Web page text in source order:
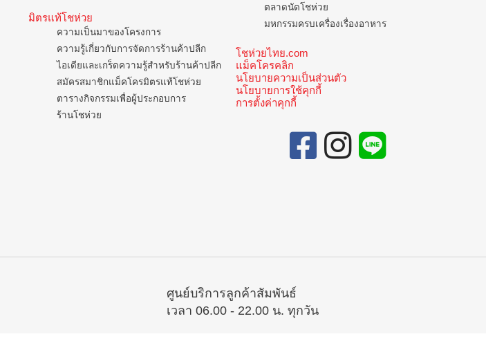
มิตรแท้โชห่วย
ความเป็นมาของโครงการ
ความรู้เกี่ยวกับการจัดการร้านค้าปลีก
ไอเดียและเกร็ดความรู้สำหรับร้านค้าปลีก
สมัครสมาชิกแม็คโครมิตรแท้โชห่วย
ตารางกิจกรรมเพื่อผู้ประกอบการ
ร้านโชห่วย
ตลาดนัดโชห่วย
มหกรรมครบเครื่องเรื่องอาหาร
โชห่วยไทย.com
แม็คโครคลิก
นโยบายความเป็นส่วนตัว
นโยบายการใช้คุกกี้
การตั้งค่าคุกกี้
ศูนย์บริการลูกค้าสัมพันธ์
เวลา 06.00 - 22.00 น. ทุกวัน